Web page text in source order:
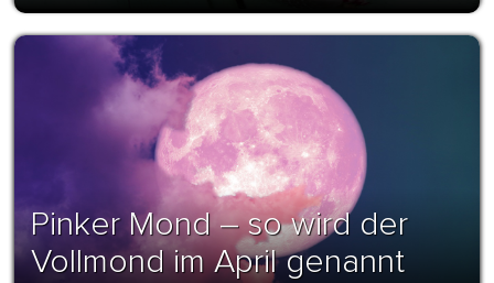
Pinker Mond – so wird der
Vollmond im April genannt